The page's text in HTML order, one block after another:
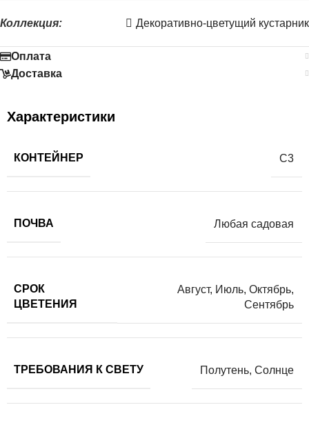
Коллекция: Декоративно-цветущий кустарник
Оплата
Доставка
Характеристики
КОНТЕЙНЕР С3
ПОЧВА Любая садовая
СРОК
ЦВЕТЕНИЯ
Август, Июль, Октябрь,
Сентябрь
ТРЕБОВАНИЯ К СВЕТУ Полутень, Солнце